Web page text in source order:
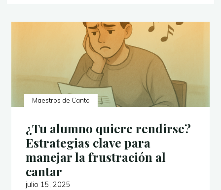
Maestros de Canto
¿Tu alumno quiere rendirse?
Estrategias clave para
manejar la frustración al
cantar
julio 15, 2025